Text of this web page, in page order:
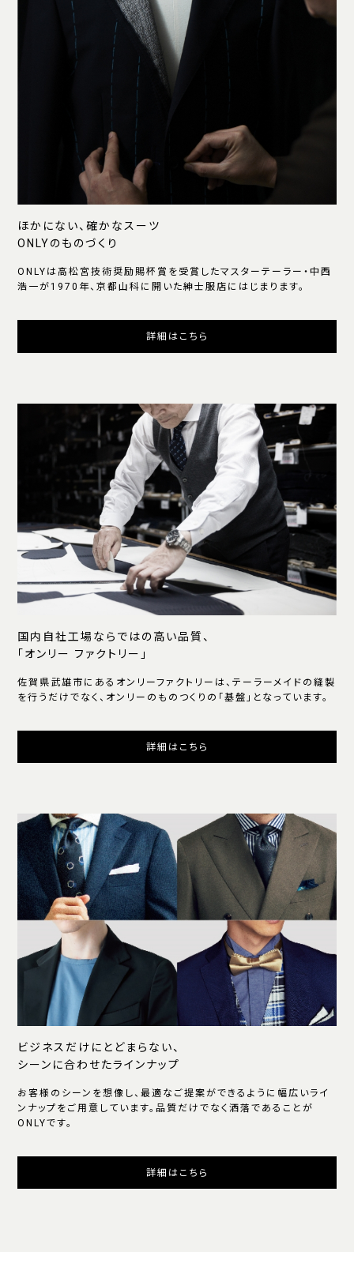
ほかにない、確かなスーツ
ONLYのものづくり
ONLYは高松宮技術奨励賜杯賞を受賞したマスターテーラー・中西
浩一が1970年、京都山科に開いた紳士服店にはじまります。
詳細はこちら
国内自社工場ならではの高い品質、
「オンリー ファクトリー」
佐賀県武雄市にあるオンリーファクトリーは、テーラーメイドの縫製
を行うだけでなく、オンリーのものつくりの「基盤」となっています。
詳細はこちら
ビジネスだけにとどまらない、
シーンに合わせたラインナップ
お客様のシーンを想像し、最適なご提案ができるように幅広いライ
ンナップをご用意しています。品質だけでなく洒落であることが
ONLYです。
詳細はこちら